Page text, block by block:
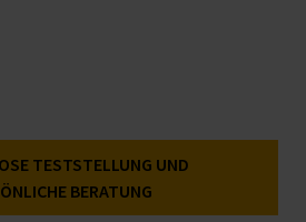
TESTSTELLUNG UND
BERATUNG